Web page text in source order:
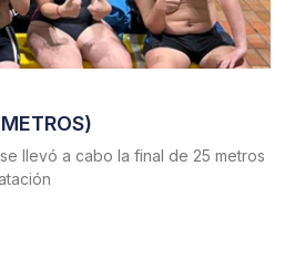
llevó a cabo la final de 25 metros